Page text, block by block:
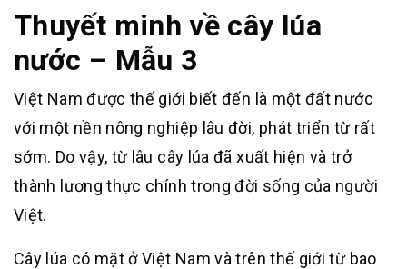
Thuyết minh về cây lúa
nước – Mẫu 3
Việt Nam được thế giới biết đến là một đất nước
với một nền nông nghiệp lâu đời, phát triển từ rất
sớm. Do vậy, từ lâu cây lúa đã xuất hiện và trở
thành lương thực chính trong đời sống của người
Việt.
Cây lúa có mặt ở Việt Nam và trên thế giới từ bao